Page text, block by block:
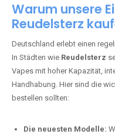
Warum unsere
Reudelsterz
Deutschland erlebt einen
In Städten wie Reudelsterz
Vapes mit hoher Kapazität,
Handhabung. Hier sind die
bestellen sollten:
Die neuesten Modelle: